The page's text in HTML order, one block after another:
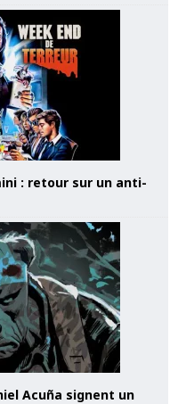
: retour sur un anti-
Acuña signent un